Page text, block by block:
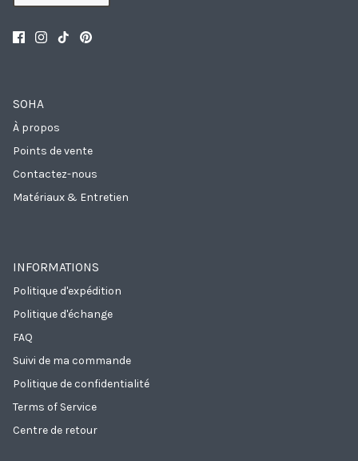
SOHA
À propos
Points de vente
Contactez-nous
Matériaux & Entretien
INFORMATIONS
Politique d'expédition
Politique d'échange
FAQ
Suivi de ma commande
Politique de confidentialité
Terms of Service
Centre de retour